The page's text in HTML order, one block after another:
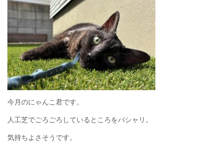
今月のにゃんこ君です。
人工芝でごろごろしているところをパシャリ。
気持ちよさそうです。